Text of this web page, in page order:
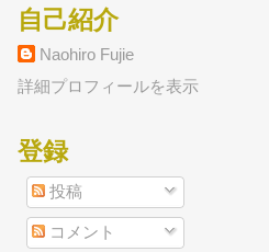
自己紹介
Naohiro Fujie
詳細プロフィールを表示
登録
投稿
コメント